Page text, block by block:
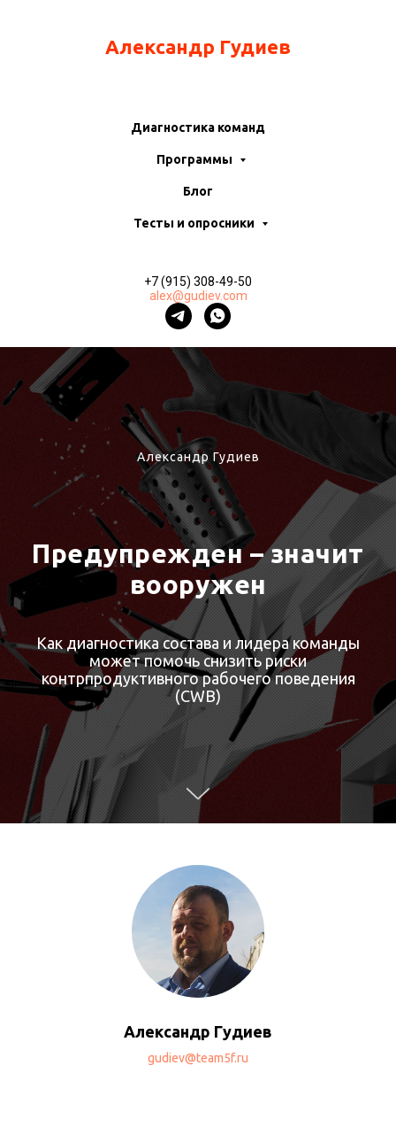
Александр Гудиев
Диагностика команд
Программы
Блог
Тесты и опросники
+7 (915) 308-49-50
alex@gudiev.com
Александр Гудиев
Предупрежден – значит
вооружен
Как диагностика состава и лидера команды
может помочь снизить риски
контрпродуктивного рабочего поведения
(CWB)
Александр Гудиев
gudiev@team5f.ru